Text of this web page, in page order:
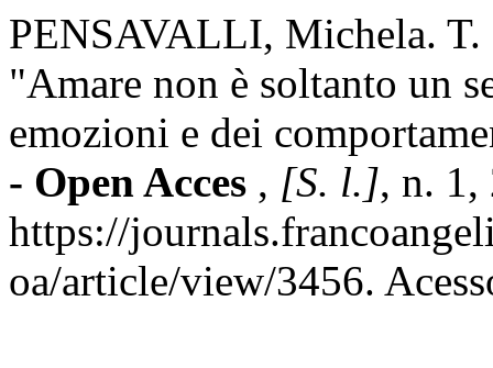
PENSAVALLI, Michela.
"Amare non è soltanto un
emozioni e dei
- Open Acces , [S. l.], n. 1,
https://
oa/article/view/3456.